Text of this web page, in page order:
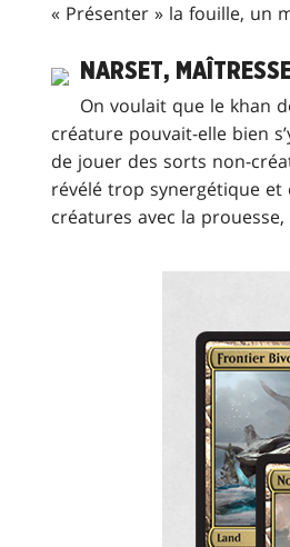
« Présenter » la fouille, un
NARSET,
On voulait que le khan
créature pouvait-elle bien
de jouer des sorts non-
révélé trop synergétique et
créatures avec la